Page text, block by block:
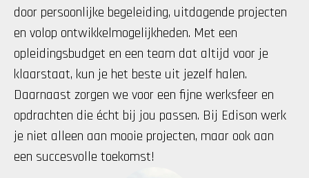
door persoonlijke begeleiding, uitdagende projecten
en volop ontwikkelmogelijkheden. Met een
opleidingsbudget en een team dat altijd voor je
klaarstaat, kun je het beste uit jezelf halen.
Daarnaast zorgen we voor een fijne werksfeer en
opdrachten die écht bij jou passen. Bij Edison werk
je niet alleen aan mooie projecten, maar ook aan
een succesvolle toekomst!